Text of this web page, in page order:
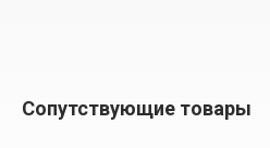
Сопутствующие товары